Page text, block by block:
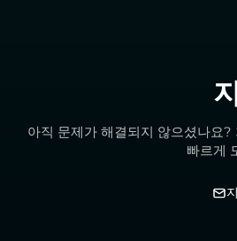
아직 문제가 해결되지 않으셨나요
빠르게